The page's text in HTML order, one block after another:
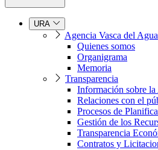
URA
Agencia Vasca del Agua
Quienes somos
Organigrama
Memoria
Transparencia
Información sobre
Relaciones con el
Procesos de
Gestión de los
Transparencia
Contratos y